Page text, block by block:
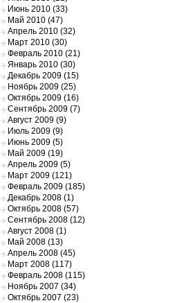
Июнь 2010(33)
Май 2010(47)
Апрель 2010(32)
Март 2010(30)
Февраль 2010(21)
Январь 2010(30)
Декабрь 2009(15)
Ноябрь 2009(25)
Октябрь 2009(16)
Сентябрь 2009(7)
Август 2009(9)
Июль 2009(9)
Июнь 2009(5)
Май 2009(19)
Апрель 2009(5)
Март 2009(121)
Февраль 2009(185)
Декабрь 2008(1)
Октябрь 2008(57)
Сентябрь 2008(12)
Август 2008(1)
Май 2008(13)
Апрель 2008(45)
Март 2008(117)
Февраль 2008(115)
Ноябрь 2007 (34)
Октябрь 2007 (23)